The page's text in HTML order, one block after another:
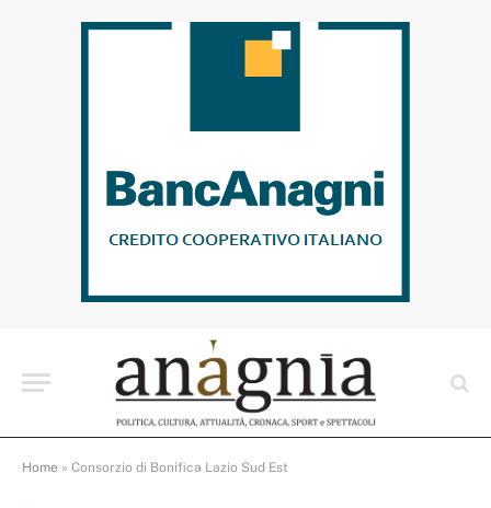
Home » Consorzio di Bonifica Lazio Sud Est